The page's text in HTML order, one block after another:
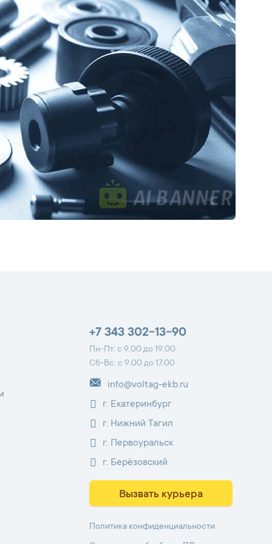
+7 343 302-13-90
Пн-Пт: с 9.00 до 19.00
Сб-Вс: с 9.00 до 17.00
info@voltag-ekb.ru
г. Екатеринбург
г. Нижний Тагил
г. Первоуральск
г. Берёзовский
Вызвать курьера
Политика конфиденциальности